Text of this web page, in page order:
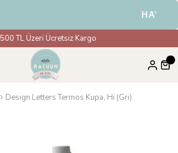
TL Üzeri Ücretsiz Kargo
Design Letters Termos Kupa, Hi (Gri)